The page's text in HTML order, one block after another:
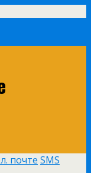
почте SMS